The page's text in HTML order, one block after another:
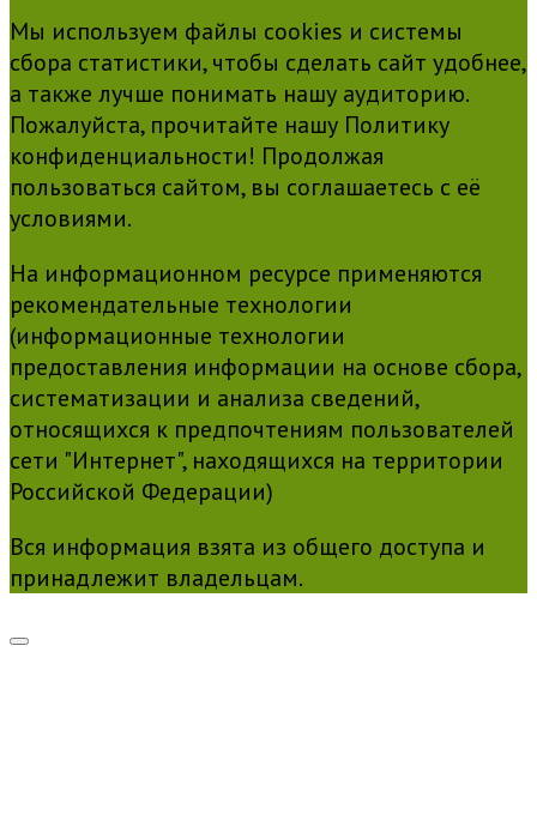
Мы используем файлы cookies и системы
сбора статистики, чтобы сделать сайт удобнее,
а также лучше понимать нашу аудиторию.
Пожалуйста, прочитайте нашу Политику
конфиденциальности! Продолжая
пользоваться сайтом, вы соглашаетесь с её
условиями.
На информационном ресурсе применяются
рекомендательные технологии
(информационные технологии
предоставления информации на основе сбора,
систематизации и анализа сведений,
относящихся к предпочтениям пользователей
сети "Интернет", находящихся на территории
Российской Федерации)
Вся информация взята из общего доступа и
принадлежит владельцам.